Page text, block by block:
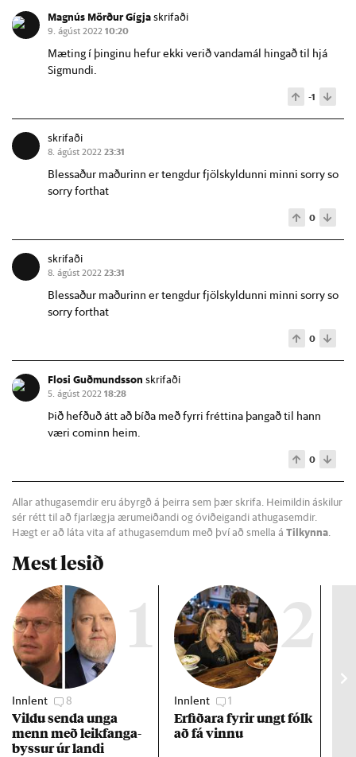
Magnús Mörður Gígjaskrifaði
9. ágúst 2022 10:20
Mæting í þinginu hefur ekki verið vandamál hingað til hjá
Sigmundi.
-1
skrifaði
8. ágúst 2022 23:31
Blessaður maðurinn er tengdur fjölskyldunni minni sorry so
sorry forthat
0
skrifaði
8. ágúst 2022 23:31
Blessaður maðurinn er tengdur fjölskyldunni minni sorry so
sorry forthat
0
Flosi Guðmundsson skrifaði
5. ágúst 2022 18:28
Þið hefðuð átt að bíða með fyrri fréttina þangað til hann
væri cominn heim.
0
Allar athugasemdir eru ábyrgð á þeirra sem þær skrifa. Heimildin áskilur
sér rétt til að fjarlægja ærumeiðandi og óviðeigandi athugasemdir.
Hægt er að láta vita af athugasemdum með því að smella á Tilkynna
Mest lesið
1
Innlent 8
Vildu senda unga
menn með leik­fanga­
byss­ur úr landi
2
Innlent 1
Erf­ið­ara fyr­ir ungt fólk
að fá vinnu